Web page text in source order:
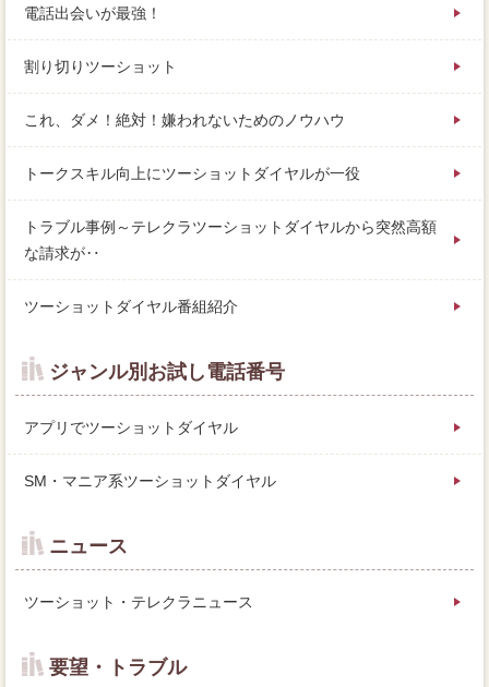
電話出会いが最強！
割り切りツーショット
これ、ダメ！絶対！嫌われないためのノウハウ
トークスキル向上にツーショットダイヤルが一役
トラブル事例～テレクラツーショットダイヤルから突然高額
な請求が‥
ツーショットダイヤル番組紹介
ジャンル別お試し電話番号
アプリでツーショットダイヤル
SM・マニア系ツーショットダイヤル
ニュース
ツーショット・テレクラニュース
要望・トラブル